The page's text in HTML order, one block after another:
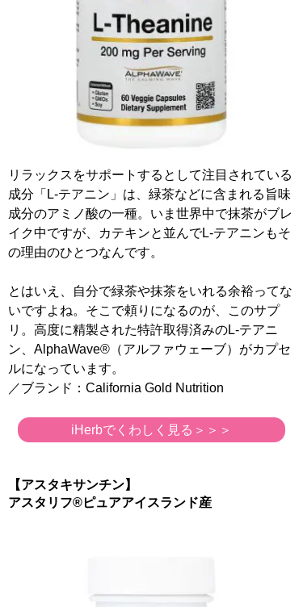
リラックスをサポートするとして注目されている
成分「L-テアニン」は、緑茶などに含まれる旨味
成分のアミノ酸の一種。いま世界中で抹茶がブレ
イク中ですが、カテキンと並んでL-テアニンもそ
の理由のひとつなんです。
とはいえ、自分で緑茶や抹茶をいれる余裕ってな
いですよね。そこで頼りになるのが、このサプ
リ。高度に精製された特許取得済みのL-テアニ
ン、AlphaWave®（アルファウェーブ）がカプセ
ルになっています。
／ブランド：California Gold Nutrition
iHerbでくわしく見る＞＞＞
【アスタキサンチン】
アスタリフ®ピュアアイスランド産